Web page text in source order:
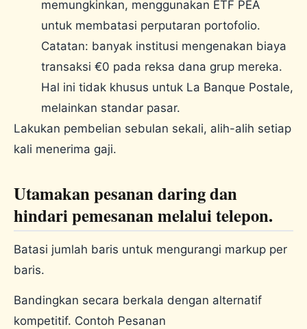
memungkinkan, menggunakan ETF PEA
untuk membatasi perputaran portofolio.
Catatan: banyak institusi mengenakan biaya
transaksi €0 pada reksa dana grup mereka.
Hal ini tidak khusus untuk La Banque Postale,
melainkan standar pasar.
Lakukan pembelian sebulan sekali, alih-alih setiap
kali menerima gaji.
Utamakan pesanan daring dan
hindari pemesanan melalui telepon.
Batasi jumlah baris untuk mengurangi markup per
baris.
Bandingkan secara berkala dengan alternatif
kompetitif. Contoh Pesanan